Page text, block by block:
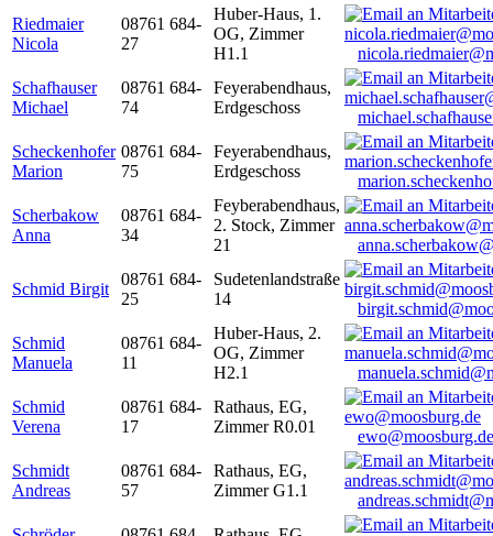
Riedmaier
Nicola
08761 684-
27
Huber-Haus, 1.
OG, Zimmer
H1.1
Schafhauser
Michael
08761 684-
74
Feyerabendhaus,
Erdgeschoss
Scheckenhofer
Marion
08761 684-
75
Feyerabendhaus,
Erdgeschoss
Scherbakow
Anna
08761 684-
34
Feyberabendhaus,
2. Stock, Zimmer
21
Schmid Birgit
08761 684-
25
Sudetenlandstraße
14
Schmid
Manuela
08761 684-
11
Huber-Haus, 2.
OG, Zimmer
H2.1
Schmid
Verena
08761 684-
17
Rathaus, EG,
Zimmer R0.01
ewo@moosburg.de
Schmidt
Andreas
08761 684-
57
Rathaus, EG,
Zimmer G1.1